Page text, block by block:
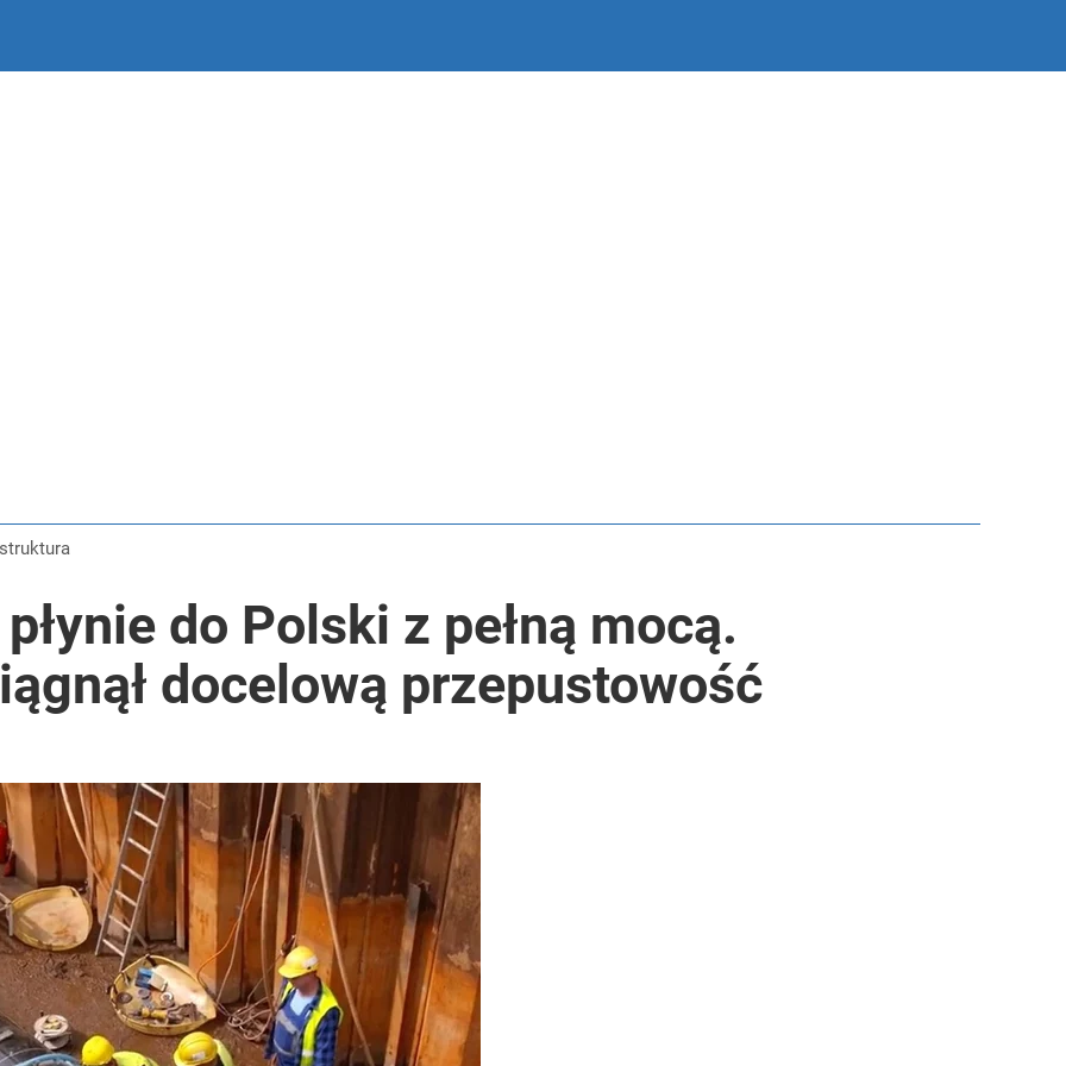
zapytano o zakupy
wieści”
do Polski z pełną mocą.
docelową przepustowość